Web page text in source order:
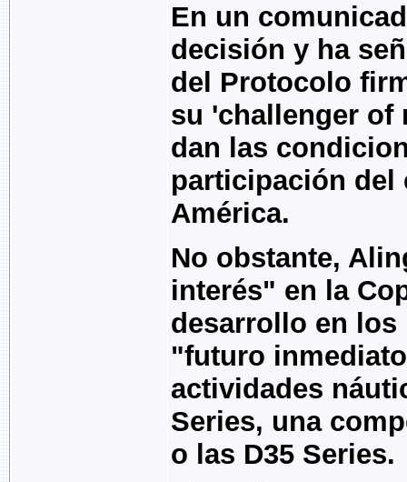
En un
decisión y ha
del Protocolo
su 'challenger of
dan las
participación del
América.
No obstante,
interés" en la
desarrollo en
"futuro
actividades
Series, una
o las D35 Series.